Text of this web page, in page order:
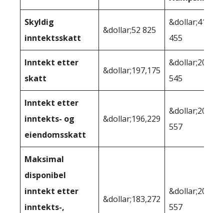
Skyldig
inntektsskatt
&dollar;52 825
&dollar;41
455
Inntekt etter
skatt
&dollar;197,175
&dollar;208
545
Inntekt etter
inntekts- og
eiendomsskatt
&dollar;196,229
&dollar;202
557
Maksimal
disponibel
inntekt etter
inntekts-,
&dollar;183,272
&dollar;202
557